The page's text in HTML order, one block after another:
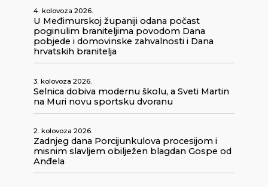
4. kolovoza 2026.
U Međimurskoj županiji odana počast
poginulim braniteljima povodom Dana
pobjede i domovinske zahvalnosti i Dana
hrvatskih branitelja
3. kolovoza 2026.
Selnica dobiva modernu školu, a Sveti Martin
na Muri novu sportsku dvoranu
2. kolovoza 2026.
Zadnjeg dana Porcijunkulova procesijom i
misnim slavljem obilježen blagdan Gospe od
Anđela